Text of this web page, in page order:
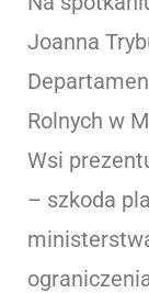
Joanna
Rolnych w
Wsi
– szkoda